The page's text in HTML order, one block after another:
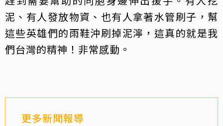
泥、有人發放物資、也有人拿著水管刷子，幫
這些英雄們的雨鞋沖刷掉泥濘，這真的就是我
們台灣的精神！非常感動。
更多新聞報導